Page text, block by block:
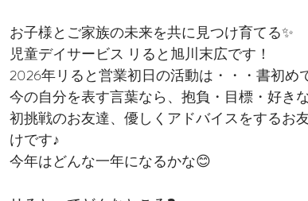
お子様とご家族の未来を共に見つけ育てる✨
児童デイサービス リると旭川末広です！
2026年リると営業初日の活動は・・・書初め
今の自分を表す言葉なら、抱負・目標・好き
初挑戦のお友達、優しくアドバイスをするお
けです♪
今年はどんな一年になるかな😊